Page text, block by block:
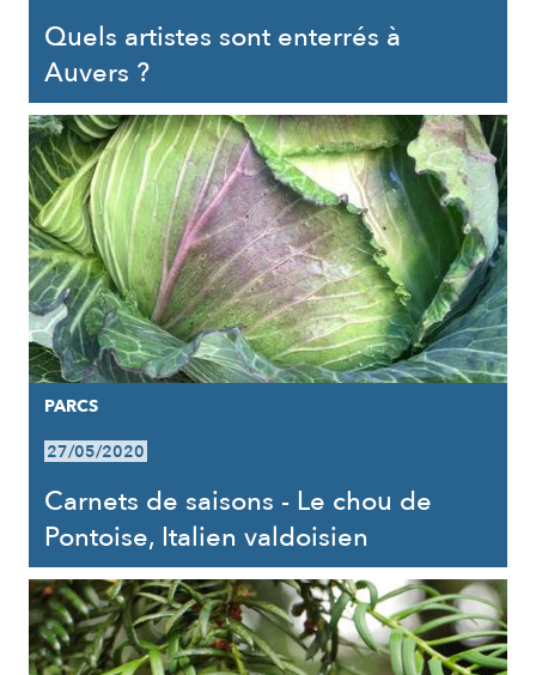
Quels artistes sont enterrés à
Auvers ?
PARCS
27/05/2020
Carnets de saisons - Le chou de
Pontoise, Italien valdoisien